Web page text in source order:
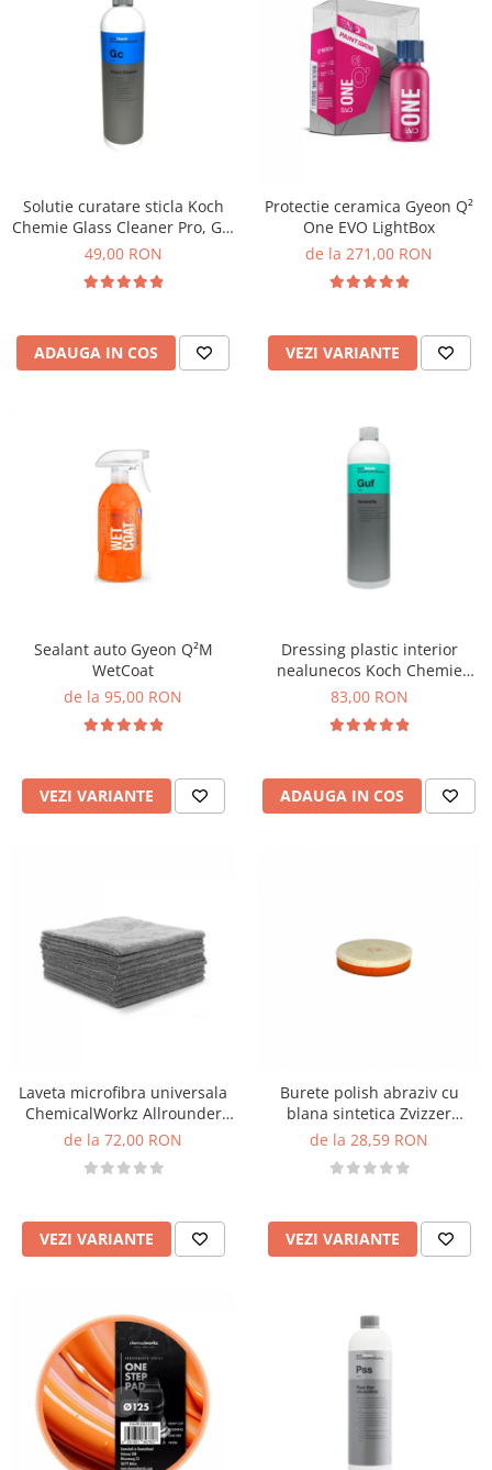
Solutie curatare sticla Koch
Chemie Glass Cleaner Pro, Gc,
1L
49,00 RON
ADAUGA IN COS
Protectie ceramica Gyeon Q²
One EVO LightBox
de la 271,00 RON
VEZI VARIANTE
Sealant auto Gyeon Q²M
WetCoat
de la 95,00 RON
VEZI VARIANTE
Dressing plastic interior
nealunecos Koch Chemie
Gummifix, Guf, 1L
83,00 RON
ADAUGA IN COS
Laveta microfibra universala
ChemicalWorkz Allrounder
Coating Towel 250GSM,
de la 72,00 RON
VEZI VARIANTE
Burete polish abraziv cu
blana sintetica Zvizzer
Thermo Velour Wool Pad
de la 28,59 RON
VEZI VARIANTE